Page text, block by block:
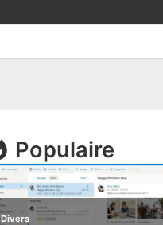
Populaire
Divers